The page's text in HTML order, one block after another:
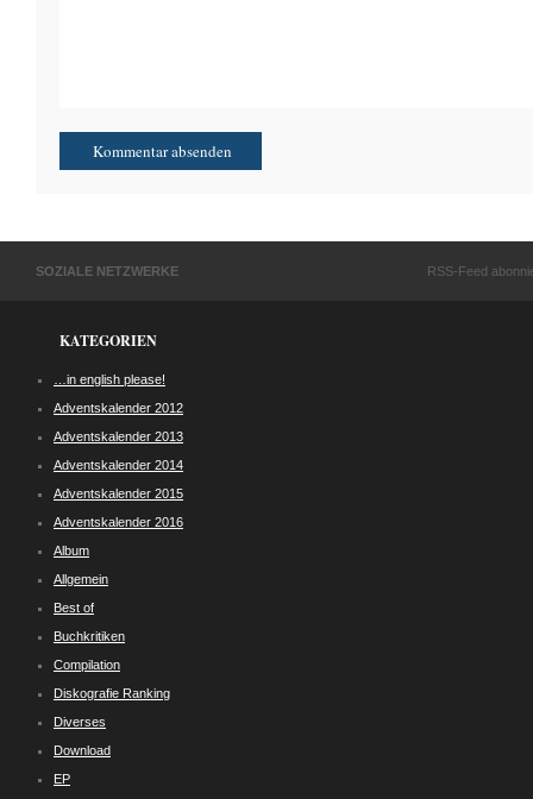
SOZIALE NETZWERKE RSS-Feed
KATEGORIEN
…in english please!
Adventskalender 2012
Adventskalender 2013
Adventskalender 2014
Adventskalender 2015
Adventskalender 2016
Album
Allgemein
Best of
Buchkritiken
Compilation
Diskografie Ranking
Diverses
Download
EP